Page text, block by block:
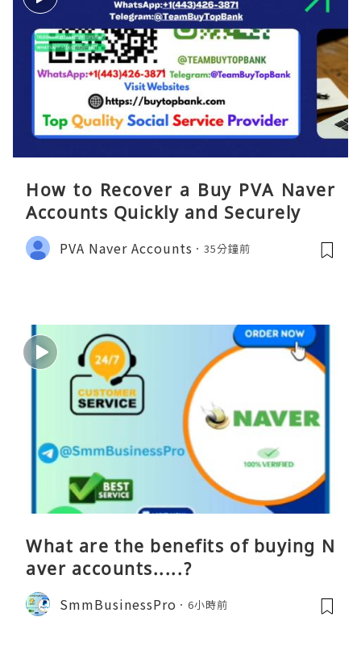
How to Recover a Buy PVA Naver
Accounts Quickly and Securely
PVA Naver Accounts 35分鐘前
What are the benefits of buying N
aver accounts.....?
SmmBusinessPro 6小時前